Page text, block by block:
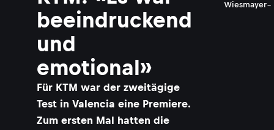
beeindruckend
und
emotional»
Für KTM war der zweitägige
Test in Valencia eine Premiere.
Zum ersten Mal hatten die
Wiesmayer-